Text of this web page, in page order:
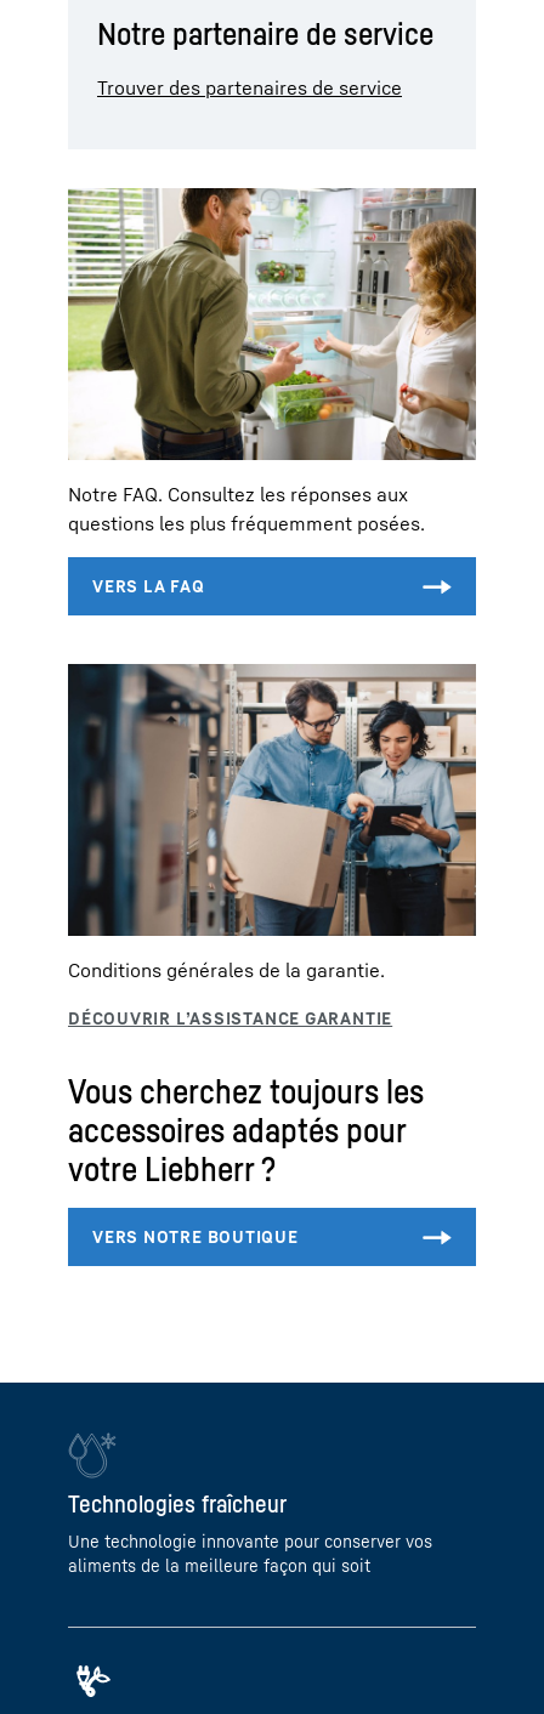
Notre partenaire de service
Trouver des partenaires de service
Notre FAQ. Consultez les réponses aux
questions les plus fréquemment posées.
Conditions générales de la garantie.
Vous cherchez toujours les
accessoires adaptés pour
votre Liebherr ?
Technologies fraîcheur
Une technologie innovante pour conserver vos
aliments de la meilleure façon qui soit